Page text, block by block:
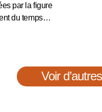
par la figure
du temps…
Voir